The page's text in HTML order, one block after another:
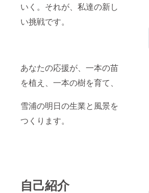
いく。それが、私達の新し
い挑戦です。
あなたの応援が、一本の苗
を植え、一本の樹を育て、
雪浦の明日の生業と風景を
つくります。
自己紹介